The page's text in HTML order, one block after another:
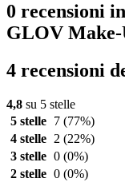
0 recensioni
GLOV
4 recensioni
4,8 su 5 stelle
5 stelle
7 (77%)
4 stelle
2 (22%)
3 stelle 0 (0%)
2 stelle 0 (0%)